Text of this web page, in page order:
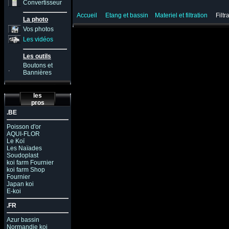
Convertisseur
La photo
Vos photos
Les vidéos
Les outils
.
Boutons et
Bannières
les
pros
.BE
Poisson d'or
AQUI-FLOR
Le Koï
Les Naïades
Soudoplast
koi farm Fournier
koi farm Shop
Fournier
Japan koi
E-koi
.FR
Azur bassin
Normandie koi
Accueil Etang et bassin Materiel et filtration